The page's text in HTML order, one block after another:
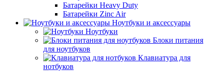
Батарейки Heavy Duty
Батарейки Zinc Air
Ноутбуки и аксессуары
Ноутбуки
Блоки питания
для ноутбуков
Клавиатура для
нотбуков